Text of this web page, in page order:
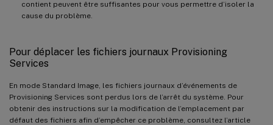
contient peuvent être suffisantes pour vous permettre d’isoler la
cause du problème.
Pour déplacer les fichiers journaux Provisioning
Services
En mode Standard Image, les fichiers journaux d’événements de
Provisioning Services sont perdus lors de l’arrêt du système. Pour
obtenir des instructions sur la modification de l’emplacement par
défaut des fichiers afin d’empêcher ce problème, consultez l’article